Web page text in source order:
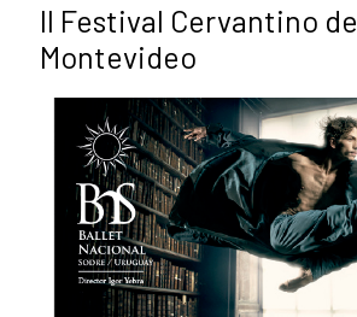
II Festival Cervantino de
Montevideo